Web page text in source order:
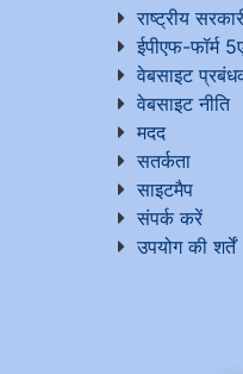
राष्ट्रीय
ईपीएफ-फॉर्म
वेबसाइट
वेबसाइट नीति
मदद
सतर्कता
साइटमैप
संपर्क करें
उपयोग की शर्तें